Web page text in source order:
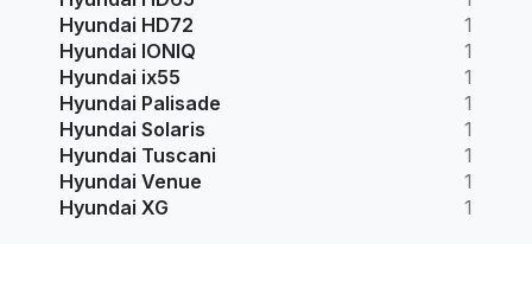
Hyundai HD72
1
Hyundai IONIQ
1
Hyundai ix55
1
Hyundai Palisade
1
Hyundai Solaris
1
Hyundai Tuscani
1
Hyundai Venue
1
Hyundai XG
1